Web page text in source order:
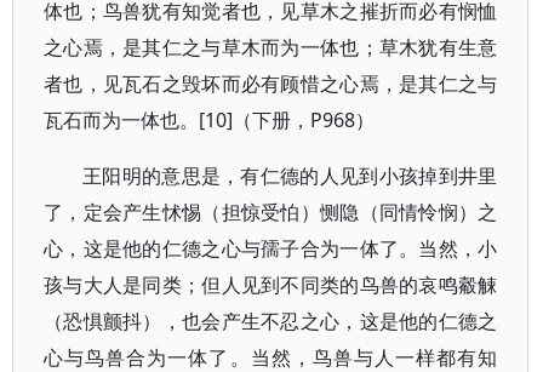
体也；鸟兽犹有知觉者也，见草木之摧折而必有悯恤
之心焉，是其仁之与草木而为一体也；草木犹有生意
者也，见瓦石之毁坏而必有顾惜之心焉，是其仁之与
瓦石而为一体也。[10]（下册，P968）
王阳明的意思是，有仁德的人见到小孩掉到井里
了，定会产生怵惕（担惊受怕）恻隐（同情怜悯）之
心，这是他的仁德之心与孺子合为一体了。当然，小
孩与大人是同类；但人见到不同类的鸟兽的哀鸣觳觫
（恐惧颤抖），也会产生不忍之心，这是他的仁德之
心与鸟兽合为一体了。当然，鸟兽与人一样都有知